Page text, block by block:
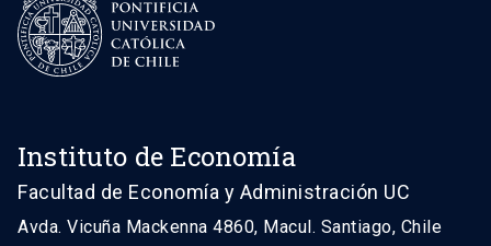
Instituto de Economía
Facultad de Economía y Administración UC
Avda. Vicuña Mackenna 4860, Macul. Santiago, Chile